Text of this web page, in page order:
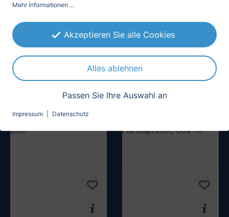
10
für Profi-Glasschaber
11,90 €
25
Glasschaberklingen
für Profi-Glasschaber
24,90 €
Mehr Informationen ...
Akzeptieren Sie alle Cookies
Alles ablehnen
Passen Sie Ihre Auswahl an
Impressum Datenschutz